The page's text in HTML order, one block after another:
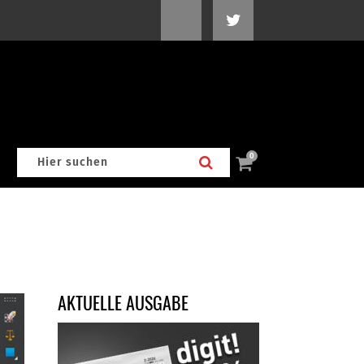
0
AKTUELLE AUSGABE